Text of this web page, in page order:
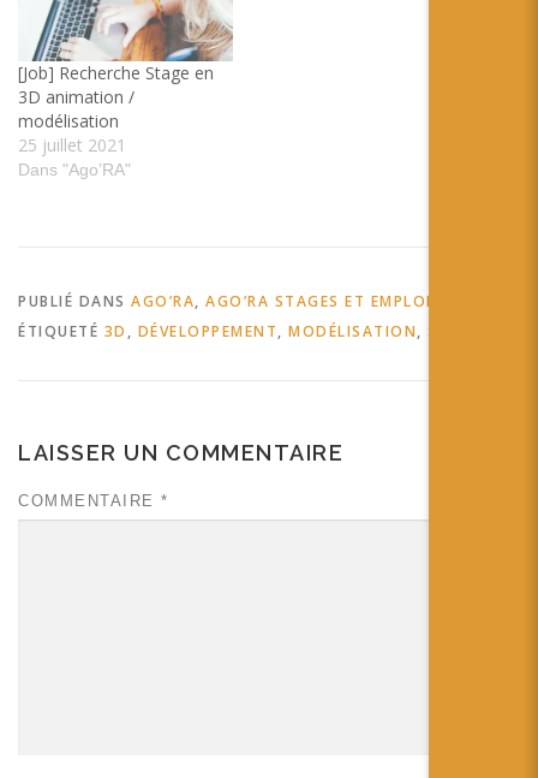
[Job] Recherche Stage en
3D animation /
modélisation
25 juillet 2021
Dans "Ago’RA"
PUBLIÉ DANS AGO’RA, AGO’RA STAGES ET EMPLOIS
ÉTIQUETÉ 3D, DÉVELOPPEMENT, MODÉLISATION, STAGE
LAISSER UN COMMENTAIRE
COMMENTAIRE *